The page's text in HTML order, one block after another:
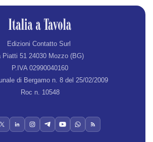
Edizioni Contatto Surl
Piatti 51 24030 Mozzo (BG)
P.IVA 02990040160
di Bergamo n. 8 del 25/02/2009
Roc n. 10548